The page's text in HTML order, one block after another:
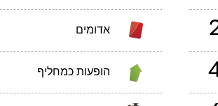
אדומים
הופעות כמחליף